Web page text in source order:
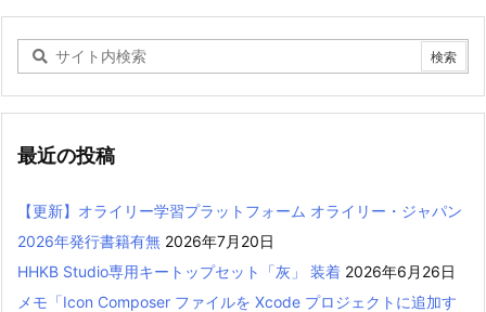
最近の投稿
【更新】オライリー学習プラットフォーム オライリー・ジャパン
2026年発行書籍有無 2026年7月20日
HHKB Studio専用キートップセット「灰」 装着 2026年6月26日
メモ「Icon Composer ファイルを Xcode プロジェクトに追加す